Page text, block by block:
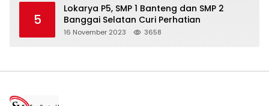
5
Lokarya P5, SMP 1 Banteng dan SMP 2
Banggai Selatan Curi Perhatian
16 November 2023 3658